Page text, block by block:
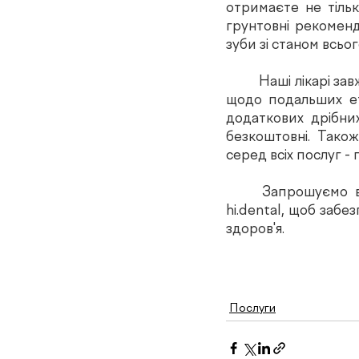
отримаєте не
грунтовні
зуби зі станом
щодо подальших
додаткових
безкоштовні.
серед всіх послуг -
hi.dental, щоб
здоров'я.
Послуги